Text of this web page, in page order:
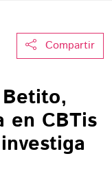
Compartir
en CBTis